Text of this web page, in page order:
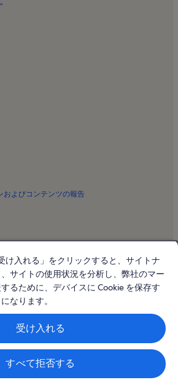
ションレンタル
ーションレンタル
ト・キャップ・ダグドのバケーションレン
ションレンタル
ンタル
ンタル
ションレンタル
バケーションレンタル
のバケーションレンタル
のバケーションレンタル
レンタル
レンタル
ンタル
タル
ションレンタル
ケーションレンタル
ションレンタル
およびコンテンツの報告
Group company. All rights reserved. Vrbo およ
Inc. の商標または登録商標です。
け入れる」をクリックすると、サイトナ
サイトの使用状況を分析し、弊社のマー
るために、デバイスに Cookie を保存す
なります。
受け入れる
すべて拒否する